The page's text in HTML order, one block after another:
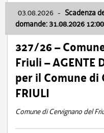
03.08.2026 - Scadenza
domande: 31.08.2026 12:00
327/26 –
Friuli – AGENTE
per il Comune di
FRIULI
Comune di Cervignano del